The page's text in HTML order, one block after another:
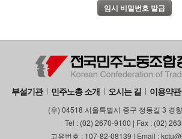
부설기관 민주노총 소개 오시는 길 이용약관
(우) 04518 서울특별시 중구 정동길 3 경
Tel : (02) 2670-9100 | Fax : (02)
고유번호 : 107-82-08139 | Email :